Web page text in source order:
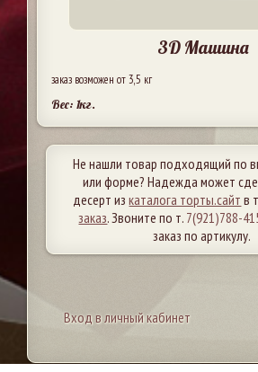
3D Машина
заказ возможен от 3,5 кг
Вес: 1кг.
Не нашли товар подходящий по
или форме? Надежда может
десерт изкаталога торты.сайт в
заказ. Звоните по т. 7(921)788-
заказ по артикулу.
Вход в личный кабинет